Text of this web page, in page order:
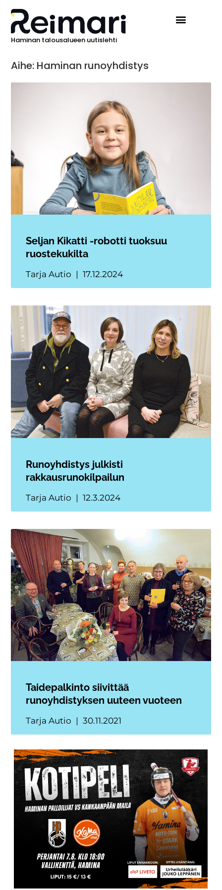
Haminan talousalueen uutislehti
Aihe: Haminan runoyhdistys
Seljan Kikatti -robotti tuoksuu
ruostekukilta
Tarja Autio 17.12.2024
Runoyhdistys julkisti
rakkausrunokilpailun
Tarja Autio 12.3.2024
Taidepalkinto siivittää
runoyhdistyksen uuteen vuoteen
Tarja Autio 30.11.2021